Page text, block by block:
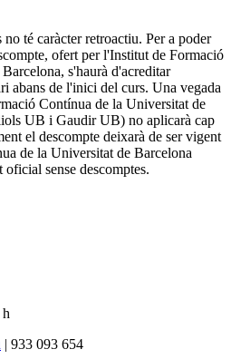
té caràcter retroactiu. Per a poder
ofert per l'Institut de Formació
s'haurà d'acreditar
abans de l'inici del curs. Una vegada
Contínua de la Universitat de
UB i Gaudir UB) no aplicarà cap
el descompte deixarà de ser vigent
de la Universitat de Barcelona
sense descomptes.
| 933 093 654